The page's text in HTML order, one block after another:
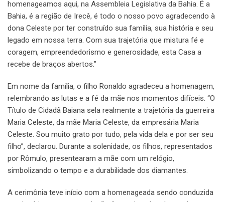
homenageamos aqui, na Assembleia Legislativa da Bahia. É a
Bahia, é a região de Irecê, é todo o nosso povo agradecendo à
dona Celeste por ter construído sua família, sua história e seu
legado em nossa terra. Com sua trajetória que mistura fé e
coragem, empreendedorismo e generosidade, esta Casa a
recebe de braços abertos.”
Em nome da família, o filho Ronaldo agradeceu a homenagem,
relembrando as lutas e a fé da mãe nos momentos difíceis. “O
Título de Cidadã Baiana sela realmente a trajetória da guerreira
Maria Celeste, da mãe Maria Celeste, da empresária Maria
Celeste. Sou muito grato por tudo, pela vida dela e por ser seu
filho”, declarou. Durante a solenidade, os filhos, representados
por Rômulo, presentearam a mãe com um relógio,
simbolizando o tempo e a durabilidade dos diamantes.
A cerimônia teve início com a homenageada sendo conduzida